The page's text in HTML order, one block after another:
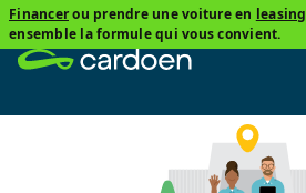
Financerou prendre une voiture en leasing
ensemble la formule qui vous convient.